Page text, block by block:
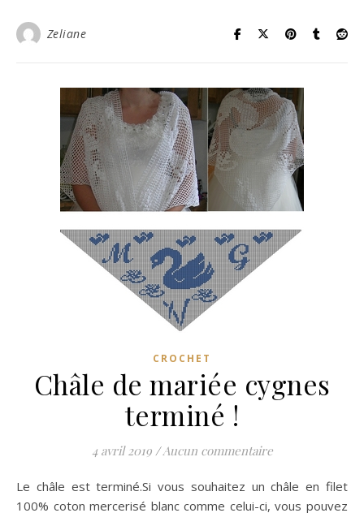
Zeliane
CROCHET
Châle de mariée cygnes
terminé !
4 avril 2019 /Aucun commentaire
Le châle est terminé.Si vous souhaitez un châle en filet
100% coton mercerisé blanc comme celui-ci, vous pouvez